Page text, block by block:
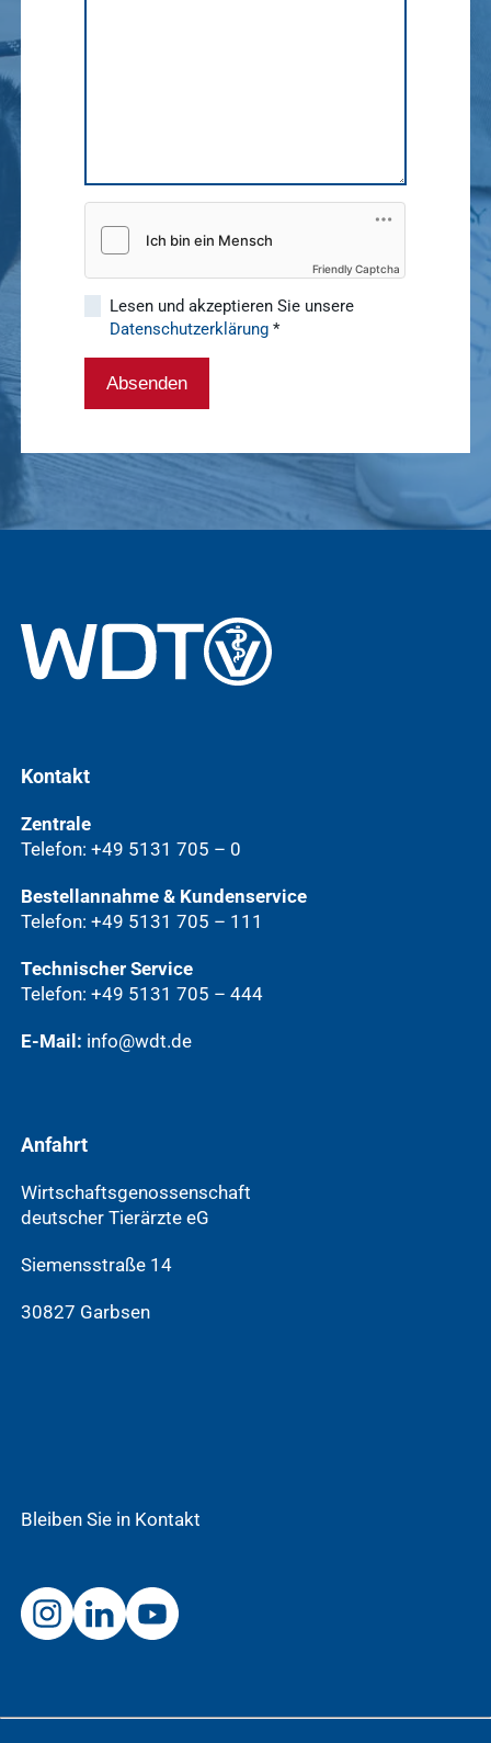
Friendly Captcha
Lesen und akzeptieren Sie unsere
Datenschutzerklärung *
Absenden
Kontakt
Zentrale
Telefon: +49 5131 705 – 0
Bestellannahme & Kundenservice
Telefon: +49 5131 705 – 111
Technischer Service
Telefon: +49 5131 705 – 444
E-Mail: info@wdt.de
Anfahrt
Wirtschaftsgenossenschaft
deutscher Tierärzte eG
Siemensstraße 14
30827 Garbsen
Bleiben Sie in Kontakt